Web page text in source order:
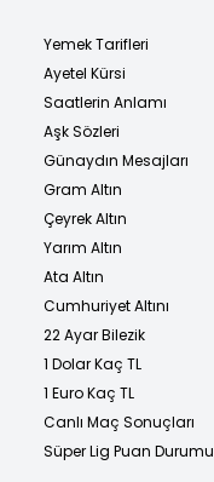
Yemek Tarifleri
Ayetel Kürsi
Saatlerin Anlamı
Aşk Sözleri
Günaydın Mesajları
Gram Altın
Çeyrek Altın
Yarım Altın
Ata Altın
Cumhuriyet Altını
22 Ayar Bilezik
1 Dolar Kaç TL
1 Euro Kaç TL
Canlı Maç Sonuçları
Süper Lig Puan Durumu